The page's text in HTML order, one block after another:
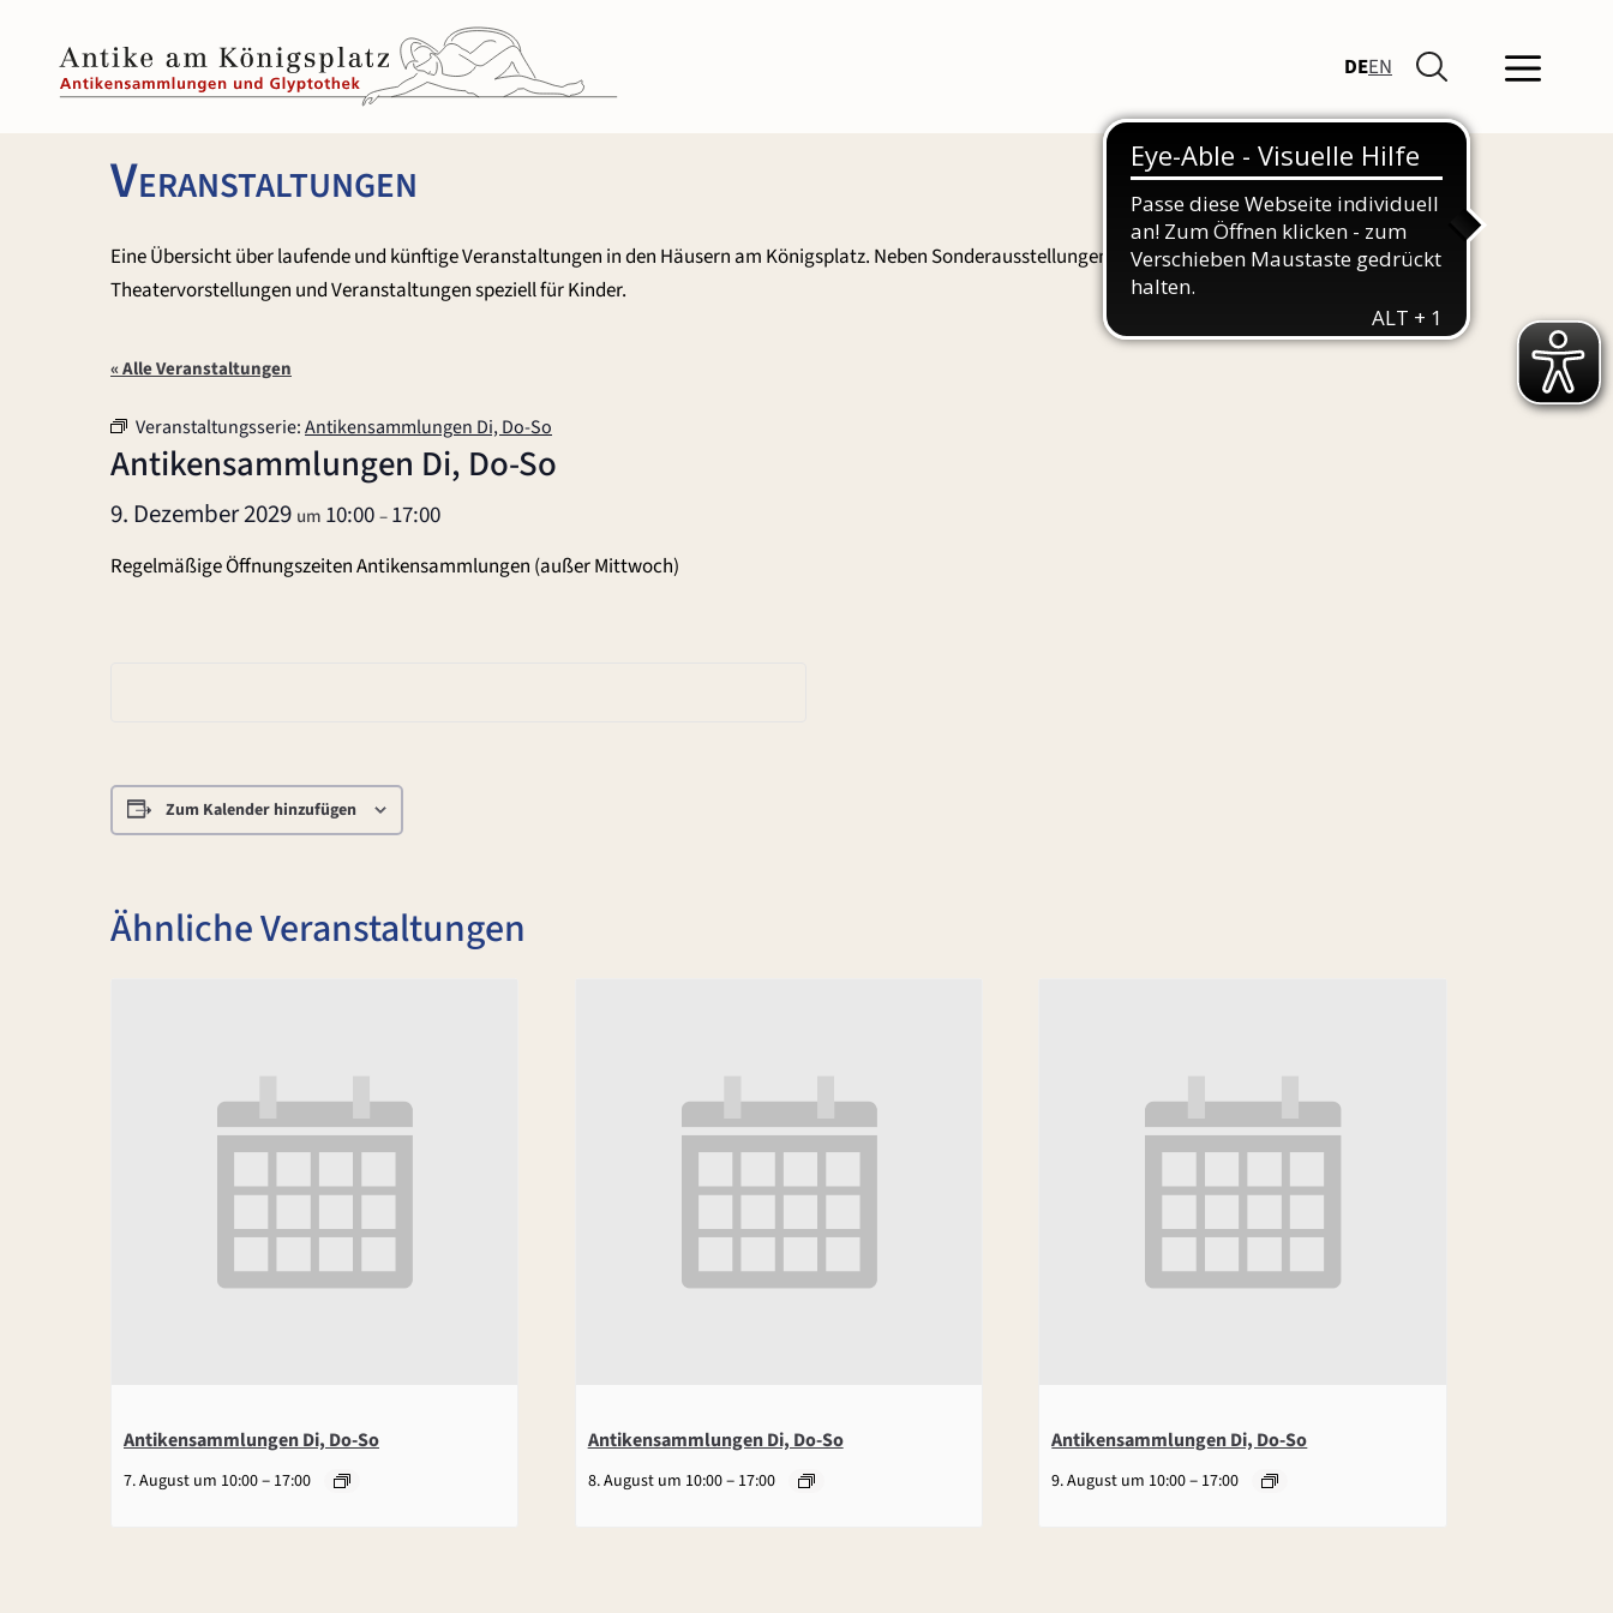
springen
DEEN
Veranstaltungen
Eine Übersicht über laufende und künftige Veranstaltungen in den Häusern am Königsplatz. Neben Sonderausstellungen und Führungen finden Sie hier auch
Theatervorstellungen und Veranstaltungen speziell für Kinder.
« Alle Veranstaltungen
Veranstaltungsserie:Antikensammlungen Di, Do-So
Antikensammlungen Di, Do-So
9. Dezember 2029 um 10:00–17:00
Regelmäßige Öffnungszeiten Antikensammlungen (außer Mittwoch)
Zum Kalender hinzufügen
Ähnliche Veranstaltungen
Antikensammlungen Di, Do-So
7. August um 10:00– 17:00
Antikensammlungen Di, Do-So
8. August um 10:00– 17:00
Antikensammlungen Di, Do-So
9. August um 10:00– 17:00